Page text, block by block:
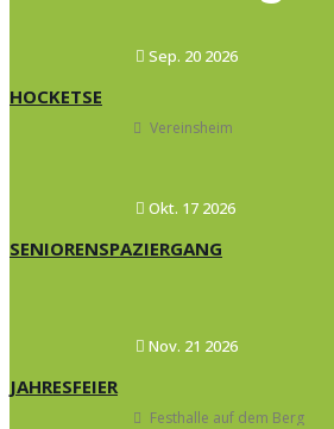
Sep. 20 2026
HOCKETSE
Vereinsheim
Okt. 17 2026
SENIORENSPAZIERGANG
Nov. 21 2026
JAHRESFEIER
Festhalle auf dem Berg